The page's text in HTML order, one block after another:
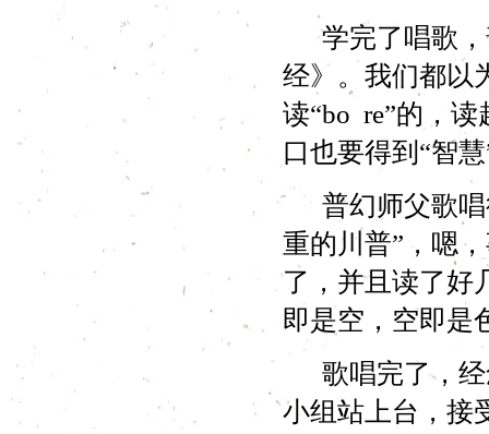
学完了唱歌，
经》。我们都以
读“bo re”的，
口也要得到“智
普幻师父歌唱
重的川普”，嗯
了，并且读了好
即是空，空即是
歌唱完了，经
小组站上台，接